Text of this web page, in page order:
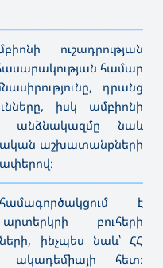
ուշադրության
համար
դրանց
իսկ ամբիոնի
անձնակազմը նաև
աշխատանքների
է
բուհերի
ինչպես նաև՝ ՀՀ
ակադեմիայի հետ։